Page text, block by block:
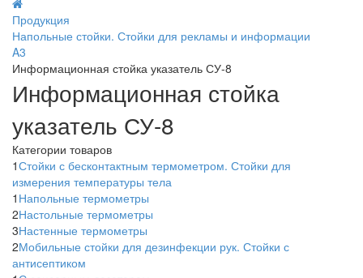
Продукция
Напольные стойки. Стойки для рекламы и информации
A3
Информационная стойка указатель СУ-8
Информационная стойка
указатель СУ-8
Категории товаров
1Стойки с бесконтактным термометром. Стойки для
измерения температуры тела
1 Напольные термометры
2Настольные термометры
3Настенные термометры
2Мобильные стойки для дезинфекции рук. Стойки с
антисептиком